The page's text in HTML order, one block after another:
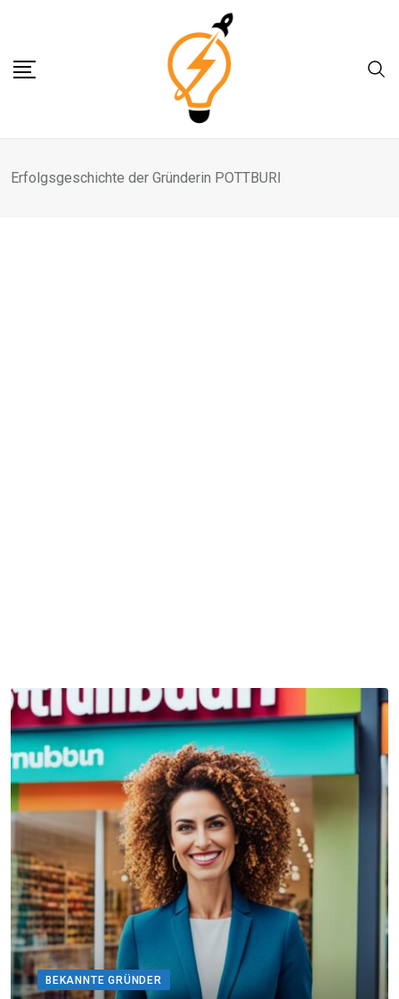
content
Erfolgsgeschichte der Gründerin POTTBURI
BEKANNTE GRÜNDER